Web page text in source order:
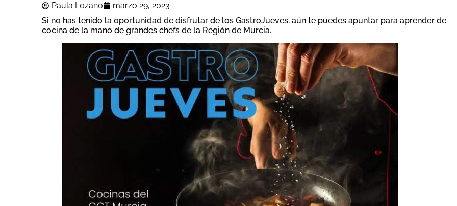
Paula Lozano
marzo 29, 2023
Si no has tenido la oportunidad de disfrutar de los GastroJueves, aún te puedes apuntar para aprender de
cocina de la mano de grandes chefs de la Región de Murcia.